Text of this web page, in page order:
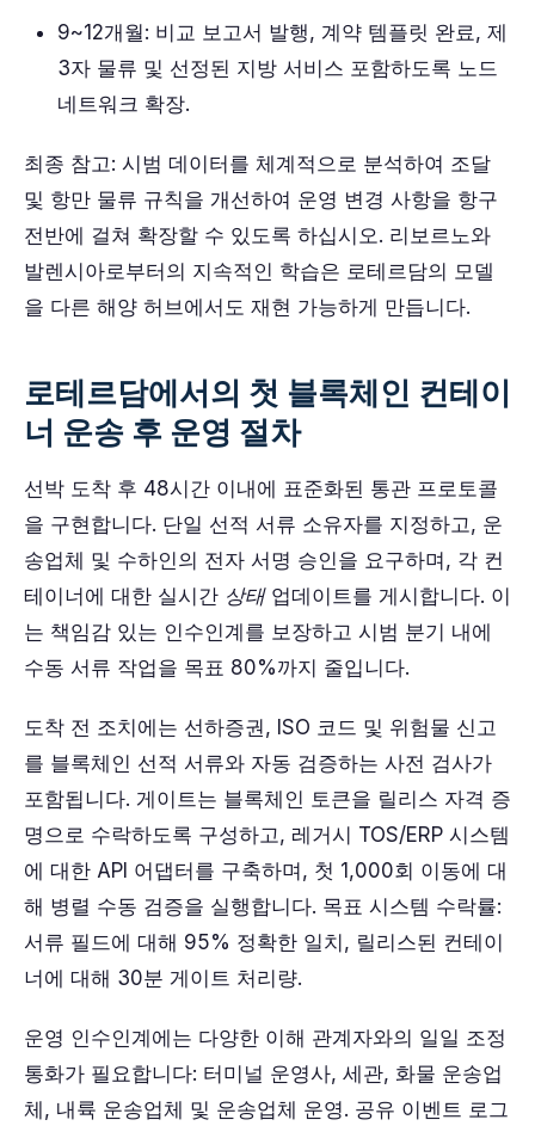
9~12개월: 비교 보고서 발행, 계약 템플릿 완료, 제
3자 물류 및 선정된 지방 서비스 포함하도록 노드
네트워크 확장.
최종 참고: 시범 데이터를 체계적으로 분석하여 조달
및 항만 물류 규칙을 개선하여 운영 변경 사항을 항구
전반에 걸쳐 확장할 수 있도록 하십시오. 리보르노와
발렌시아로부터의 지속적인 학습은 로테르담의 모델
을 다른 해양 허브에서도 재현 가능하게 만듭니다.
로테르담에서의 첫 블록체인 컨테이
너 운송 후 운영 절차
선박 도착 후 48시간 이내에 표준화된 통관 프로토콜
을 구현합니다. 단일 선적 서류 소유자를 지정하고, 운
송업체 및 수하인의 전자 서명 승인을 요구하며, 각 컨
테이너에 대한 실시간 상태업데이트를 게시합니다. 이
는 책임감 있는 인수인계를 보장하고 시범 분기 내에
수동 서류 작업을 목표 80%까지 줄입니다.
도착 전 조치에는 선하증권, ISO 코드 및 위험물 신고
를 블록체인 선적 서류와 자동 검증하는 사전 검사가
포함됩니다. 게이트는 블록체인 토큰을 릴리스 자격 증
명으로 수락하도록 구성하고, 레거시 TOS/ERP 시스템
에 대한 API 어댑터를 구축하며, 첫 1,000회 이동에 대
해 병렬 수동 검증을 실행합니다. 목표 시스템 수락률:
서류 필드에 대해 95% 정확한 일치, 릴리스된 컨테이
너에 대해 30분 게이트 처리량.
운영 인수인계에는 다양한 이해 관계자와의 일일 조정
통화가 필요합니다: 터미널 운영사, 세관, 화물 운송업
체, 내륙 운송업체 및 운송업체 운영. 공유 이벤트 로그